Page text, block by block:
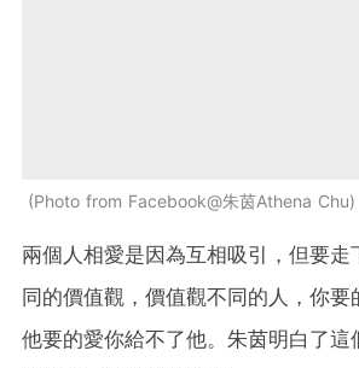
Photo from Facebook@朱茵Athena Chu
兩個人相愛是因為互相吸引，但要走
同的價值觀，價值觀不同的人，你要
他要的愛你給不了他。朱茵明白了這